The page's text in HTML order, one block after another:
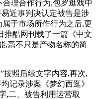
理合作行为,包罗逛戏中
近事判决认定被告是涉
于市场所作行为之后,更
推酷网刊载了一篇《中文
,毫不只是产物名称的简
照后续文字内容,再次,
记录涉案《梦幻西逛》
,二、被告利用运营取